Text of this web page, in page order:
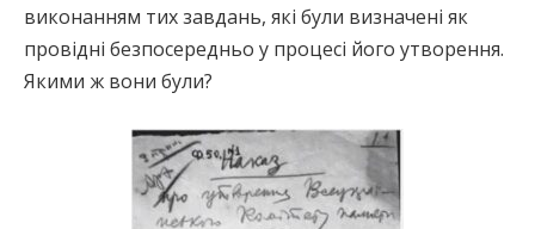
виконанням тих завдань, які були визначені як
провідні безпосередньо у процесі його утворення.
Якими ж вони були?